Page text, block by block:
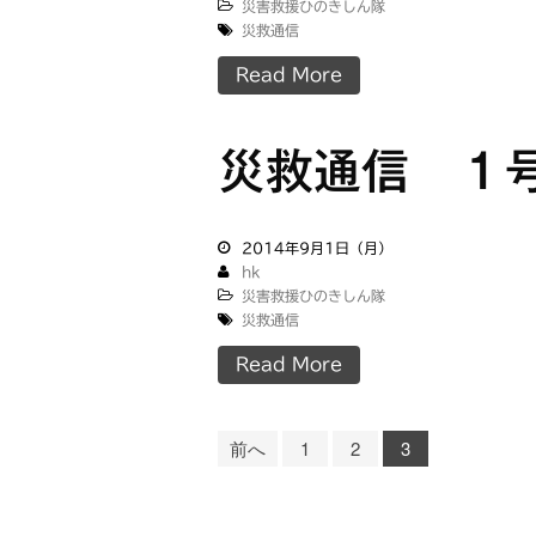
災害救援ひのきしん隊
災救通信
Read More
災救通信 １
2014年9月1日（月）
hk
災害救援ひのきしん隊
災救通信
Read More
前へ 1 2 3